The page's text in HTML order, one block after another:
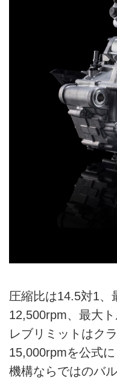
圧縮比は14.5対1、
12,500rpm、最大
レブリミットはク
15,000rpmを公式
機構ならではのバ